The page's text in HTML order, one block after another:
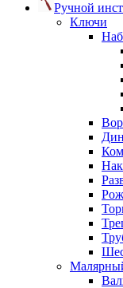
Ручной
Ключи